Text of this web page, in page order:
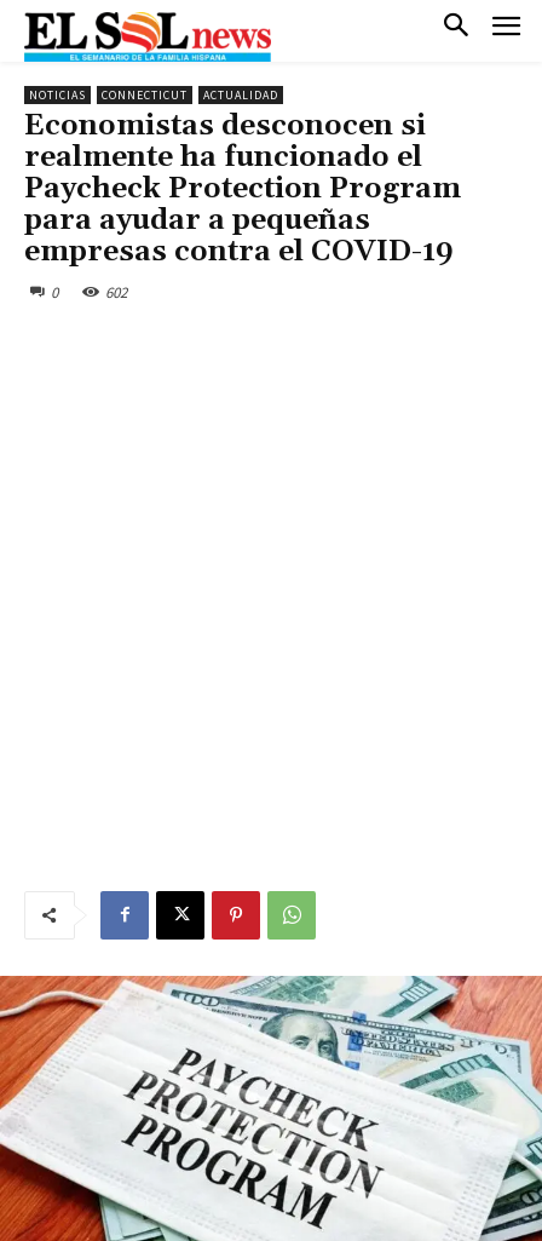
NOTICIAS CONNECTICUT ACTUALIDAD
Economistas desconocen si
realmente ha funcionado el
Paycheck Protection Program
para ayudar a pequeñas
empresas contra el COVID-19
0 602